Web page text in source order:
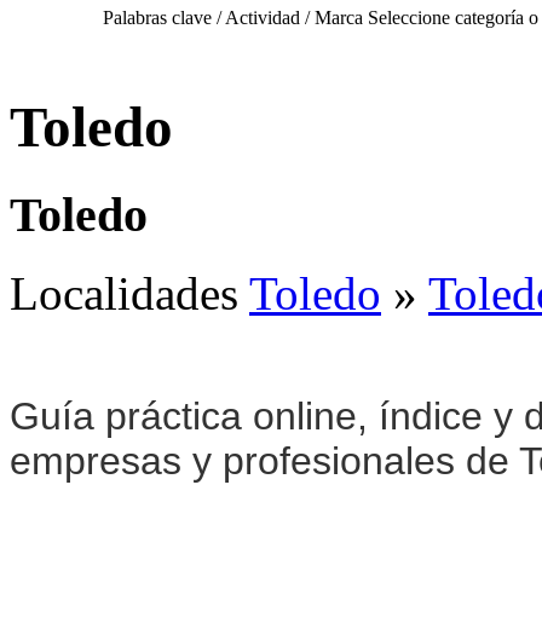
Palabras clave / Actividad / Marca Seleccione categoría
Toledo
Toledo
Localidades Toledo »
Guía práctica online, índice y
empresas y profesionales de